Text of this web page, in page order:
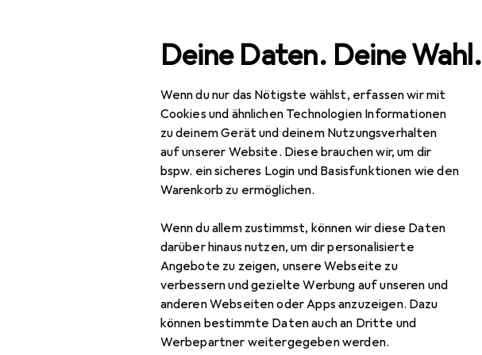
Deine Daten. Deine Wahl.
Wenn du nur das Nötigste wählst, erfassen wir mit
Cookies und ähnlichen Technologien Informationen
zu deinem Gerät und deinem Nutzungsverhalten
auf unserer Website. Diese brauchen wir, um dir
bspw. ein sicheres Login und Basisfunktionen wie den
Warenkorb zu ermöglichen.
Wenn du allem zustimmst, können wir diese Daten
darüber hinaus nutzen, um dir personalisierte
Angebote zu zeigen, unsere Webseite zu
verbessern und gezielte Werbung auf unseren und
anderen Webseiten oder Apps anzuzeigen. Dazu
können bestimmte Daten auch an Dritte und
Werbepartner weitergegeben werden.
Navigation nach Kategorien Gesamtsortiment Sport Outdoor